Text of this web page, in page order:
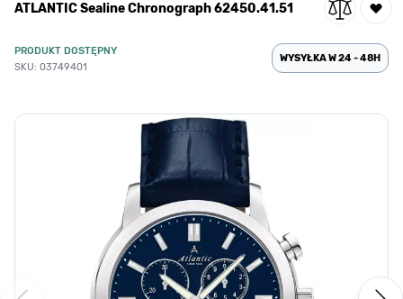
/
ATLANTIC Sealine Chronograph 62450.41.51
ATLANTIC Sealine Chronograph 62450.41.51
PRODUKT DOSTĘPNY
SKU: 03749401
WYSYŁKA W 24 - 48H